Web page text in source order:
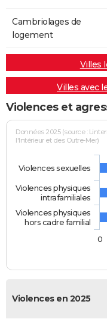
Cambriolages de
logement
Villes
Villes avec
Violences et
Données 2025 (source :
l'Intérieur et des Outre-Mer)
Violences sexuelles
Violences physiques
intrafamiliales
Violences physiques
hors cadre familial
0
Violences en 2025